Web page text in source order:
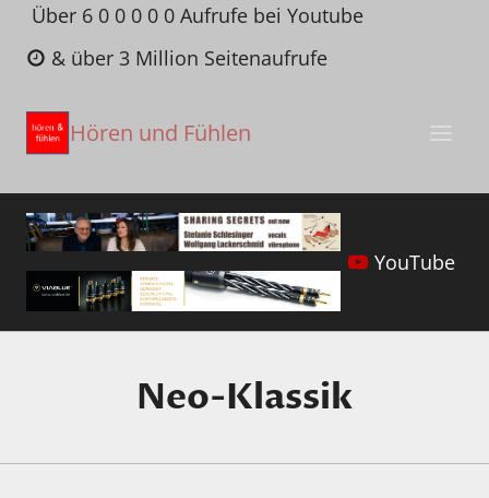
Zum
Inhalt
springen
Über 6 0 0 0 0 0 Aufrufe bei Youtube
& über 3 Million Seitenaufrufe
Hören und Fühlen
YouTube
Neo-Klassik